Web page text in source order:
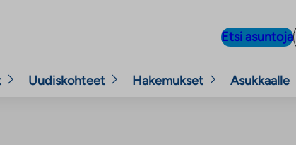
Etsi asuntoja
Uudiskohteet Hakemukset Asukkaalle